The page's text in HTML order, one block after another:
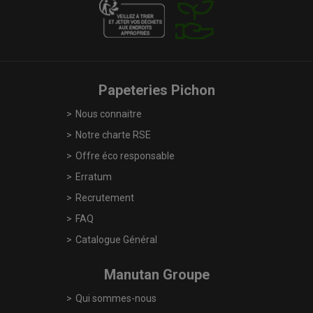
Papeteries Pichon
Nous connaitre
Notre charte RSE
Offre éco responsable
Erratum
Recrutement
FAQ
Catalogue Général
Manutan Groupe
Qui sommes-nous